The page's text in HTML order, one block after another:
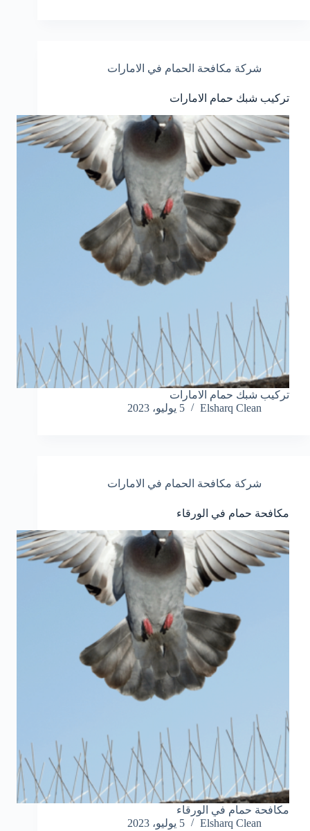
شركة مكافحة الحمام في الامارات
تركيب شبك حمام الامارات
تركيب شبك حمام الامارات
Elsharq Clean
5 يوليو، 2023
شركة مكافحة الحمام في الامارات
مكافحة حمام في الورقاء
مكافحة حمام في الورقاء
Elsharq Clean
5 يوليو، 2023